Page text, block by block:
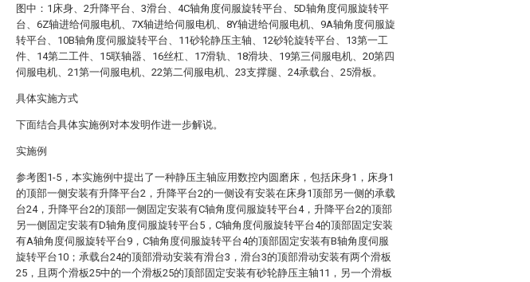
图中：1床身、2升降平台、3滑台、4C轴角度伺服旋转平台、5D轴角度伺服旋转平
台、6Z轴进给伺服电机、7X轴进给伺服电机、8Y轴进给伺服电机、9A轴角度伺服旋
转平台、10B轴角度伺服旋转平台、11砂轮静压主轴、12砂轮旋转平台、13第一工
件、14第二工件、15联轴器、16丝杠、17滑轨、18滑块、19第三伺服电机、20第四
伺服电机、21第一伺服电机、22第二伺服电机、23支撑腿、24承载台、25滑板。
具体实施方式
下面结合具体实施例对本发明作进一步解说。
实施例
参考图1-5，本实施例中提出了一种静压主轴应用数控内圆磨床，包括床身1，床身1
的顶部一侧安装有升降平台2，升降平台2的一侧设有安装在床身1顶部另一侧的承载
台24，升降平台2的顶部一侧固定安装有C轴角度伺服旋转平台4，升降平台2的顶部
另一侧固定安装有D轴角度伺服旋转平台5，C轴角度伺服旋转平台4的顶部固定安装
有A轴角度伺服旋转平台9，C轴角度伺服旋转平台4的顶部固定安装有B轴角度伺服
旋转平台10；承载台24的顶部滑动安装有滑台3，滑台3的顶部滑动安装有两个滑板
25，且两个滑板25中的一个滑板25的顶部固定安装有砂轮静压主轴11，另一个滑板